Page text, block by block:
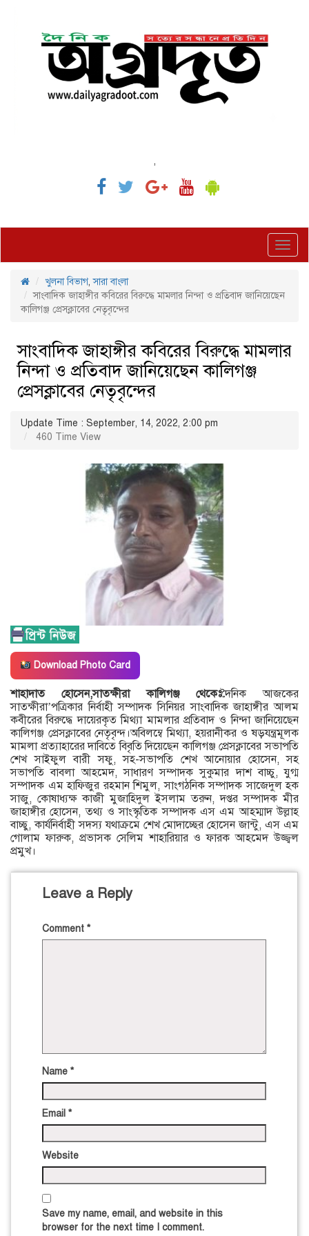
,
খুলনা বিভাগ,সারা বাংলা
সাংবাদিক জাহাঙ্গীর কবিরের বিরুদ্ধে মামলার নিন্দা ও প্রতিবাদ জানিয়েছেন
কালিগঞ্জ প্রেসক্লাবের নেতৃবৃন্দের
সাংবাদিক জাহাঙ্গীর কবিরের বিরুদ্ধে মামলার
নিন্দা ও প্রতিবাদ জানিয়েছেন কালিগঞ্জ
প্রেসক্লাবের নেতৃবৃন্দের
Update Time : September, 14, 2022, 2:00 pm
460 Time View
Download Photo Card
শাহাদাত হোসেন,সাতক্ষীরা কালিগঞ্জ থেকেঃদৈনিক আজকের
সাতক্ষীরা’পত্রিকার নির্বাহী সম্পাদক সিনিয়র সাংবাদিক জাহাঙ্গীর আলম
কবীরের বিরুদ্ধে দায়েরকৃত মিথ্যা মামলার প্রতিবাদ ও নিন্দা জানিয়েছেন
কালিগঞ্জ প্রেসক্লাবের নেতৃবৃন্দ।অবিলম্বে মিথ্যা, হয়রানীকর ও ষড়যন্ত্রমূলক
মামলা প্রত্যাহারের দাবিতে বিবৃতি দিয়েছেন কালিগঞ্জ প্রেসক্লাবের সভাপতি
শেখ সাইফুল বারী সফু, সহ-সভাপতি শেখ আনোয়ার হোসেন, সহ
সভাপতি বাবলা আহমেদ, সাধারণ সম্পাদক সুকুমার দাশ বাচ্চু, যুগ্ম
সম্পাদক এম হাফিজুর রহমান শিমুল, সাংগঠনিক সম্পাদক সাজেদুল হক
সাজু, কোষাধ্যক্ষ কাজী মুজাহিদুল ইসলাম তরুন, দপ্তর সম্পাদক মীর
জাহাঙ্গীর হোসেন, তথ্য ও সাংস্কৃতিক সম্পাদক এস এম আহম্মাদ উল্লাহ
বাচ্ছু, কার্যনির্বাহী সদস্য যথাক্রমে শেখ মোদাচ্ছের হোসেন জান্টু, এস এম
গোলাম ফারুক, প্রভাসক সেলিম শাহারিয়ার ও ফারক আহমেদ উজ্জ্বল
প্রমুখ।
Leave a Reply
Comment *
Name *
Email *
Website
Save my name, email, and website in this
browser for the next time I comment.